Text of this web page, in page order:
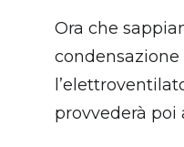
Ora che
provvederà poi